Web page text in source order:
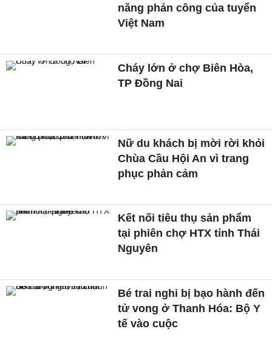
năng phản công của tuyển
Việt Nam
Cháy lớn ở chợ Biên Hòa,
TP Đồng Nai
Nữ du khách bị mời rời khỏi
Chùa Cầu Hội An vì trang
phục phản cảm
Kết nối tiêu thụ sản phẩm
tại phiên chợ HTX tỉnh Thái
Nguyên
Bé trai nghi bị bạo hành đến
tử vong ở Thanh Hóa: Bộ Y
tế vào cuộc